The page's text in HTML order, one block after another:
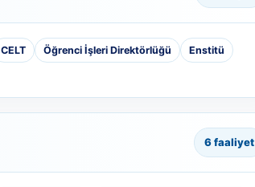
CELT Öğrenci İşleri Direktörlüğü Enstitü
6 faaliyet